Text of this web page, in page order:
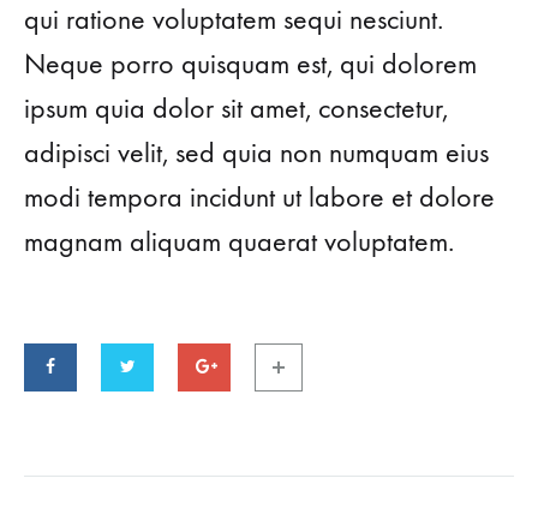
qui ratione voluptatem sequi nesciunt.
Neque porro quisquam est, qui dolorem
ipsum quia dolor sit amet, consectetur,
adipisci velit, sed quia non numquam eius
modi tempora incidunt ut labore et dolore
magnam aliquam quaerat voluptatem.